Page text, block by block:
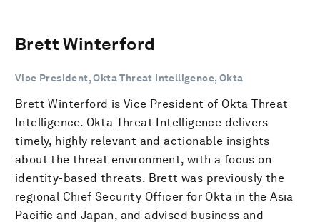
Brett Winterford
Vice President, Okta Threat Intelligence, Okta
Brett Winterford is Vice President of Okta Threat
Intelligence. Okta Threat Intelligence delivers
timely, highly relevant and actionable insights
about the threat environment, with a focus on
identity-based threats. Brett was previously the
regional Chief Security Officer for Okta in the Asia
Pacific and Japan, and advised business and